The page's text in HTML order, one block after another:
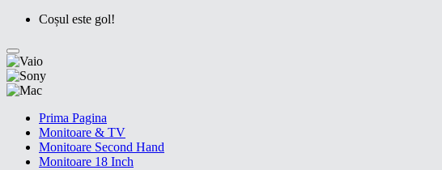
Coșul este gol!
Prima Pagina
Monitoare & TV
Monitoare Second Hand
Monitoare 18 Inch